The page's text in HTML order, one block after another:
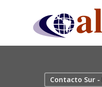
content
Contacto Sur